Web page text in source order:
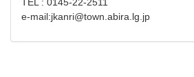
e-mail:jkanri@town.abira.lg.jp